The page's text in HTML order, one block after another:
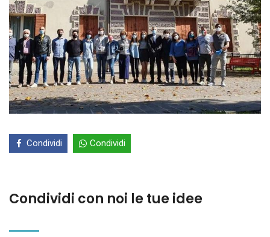
Condividi Condividi
Condividi con noi le tue idee